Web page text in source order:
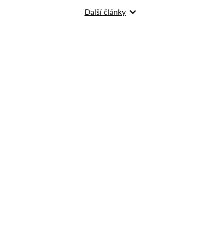
Další články